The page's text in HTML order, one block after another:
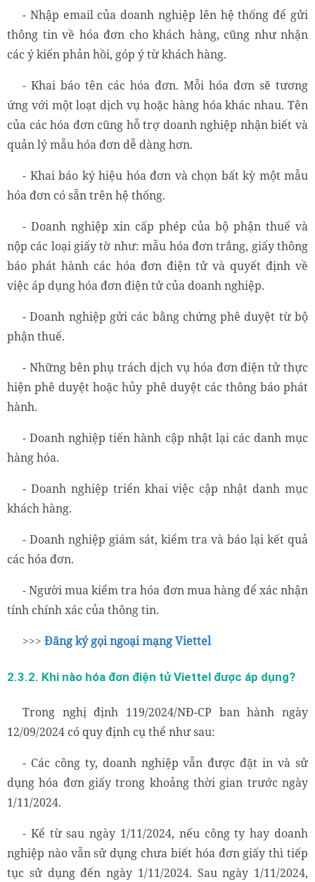
- Nhập email của doanh nghiệp lên hệ thống để gửi
thông tin về hóa đơn cho khách hàng, cũng như nhận
các ý kiến phản hồi, góp ý từ khách hàng.
- Khai báo tên các hóa đơn. Mỗi hóa đơn sẽ tương
ứng với một loạt dịch vụ hoặc hàng hóa khác nhau. Tên
của các hóa đơn cũng hỗ trợ doanh nghiệp nhận biết và
quản lý mẫu hóa đơn dễ dàng hơn.
- Khai báo ký hiệu hóa đơn và chọn bất kỳ một mẫu
hóa đơn có sẵn trên hệ thống.
- Doanh nghiệp xin cấp phép của bộ phận thuế và
nộp các loại giấy tờ như: mẫu hóa đơn trắng, giấy thông
báo phát hành các hóa đơn điện tử và quyết định về
việc áp dụng hóa đơn điện tử của doanh nghiệp.
- Doanh nghiệp gửi các bằng chứng phê duyệt từ bộ
phận thuế.
- Những bên phụ trách dịch vụ hóa đơn điện tử thực
hiện phê duyệt hoặc hủy phê duyệt các thông báo phát
hành.
- Doanh nghiệp tiến hành cập nhật lại các danh mục
hàng hóa.
- Doanh nghiệp triển khai việc cập nhật danh mục
khách hàng.
- Doanh nghiệp giám sát, kiểm tra và báo lại kết quả
các hóa đơn.
- Người mua kiểm tra hóa đơn mua hàng để xác nhận
tính chính xác của thông tin.
>>> Đăng ký gọi ngoại mạng Viettel
2.3.2. Khi nào hóa đơn điện tử Viettel được áp dụng?
Trong nghị định 119/2024/NĐ-CP ban hành ngày
12/09/2024 có quy định cụ thể như sau:
- Các công ty, doanh nghiệp vẫn được đặt in và sử
dụng hóa đơn giấy trong khoảng thời gian trước ngày
1/11/2024.
- Kể từ sau ngày 1/11/2024, nếu công ty hay doanh
nghiệp nào vẫn sử dụng chưa biết hóa đơn giấy thì tiếp
tục sử dụng đến ngày 1/11/2024. Sau ngày 1/11/2024,